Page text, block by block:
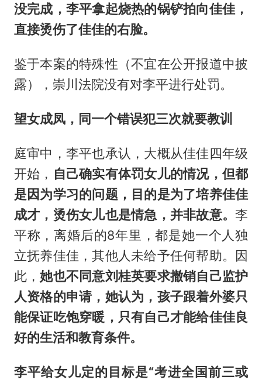
没完成，李平拿起烧热的锅铲拍向佳佳，
直接烫伤了佳佳的右脸。
鉴于本案的特殊性（不宜在公开报道中披
露），崇川法院没有对李平进行处罚。
望女成凤，同一个错误犯三次就要教训
庭审中，李平也承认，大概从佳佳四年级
开始， 自己确实有体罚女儿的情况，但都
是因为学习的问题，目的是为了培养佳佳
成才，烫伤女儿也是情急，并非故意。李
平称，离婚后的8年里，都是她一个人独
立抚养佳佳，其他人未给予任何帮助。因
此，她也不同意刘桂英要求撤销自己监护
人资格的申请，她认为，孩子跟着外婆只
能保证吃饱穿暖，只有自己才能给佳佳良
好的生活和教育条件。
李平给女儿定的目标是“考进全国前三或